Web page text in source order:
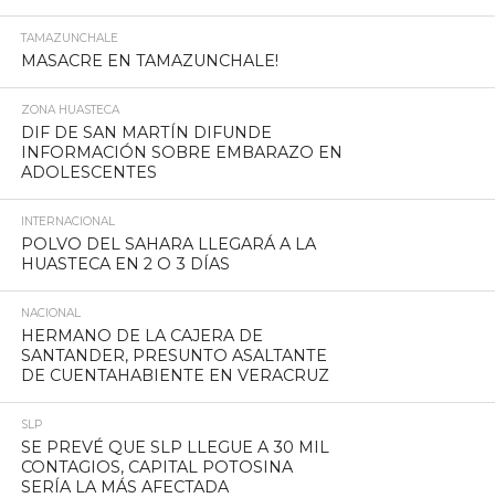
TAMAZUNCHALE
MASACRE EN TAMAZUNCHALE!
ZONA HUASTECA
DIF DE SAN MARTÍN DIFUNDE
INFORMACIÓN SOBRE EMBARAZO EN
ADOLESCENTES
INTERNACIONAL
POLVO DEL SAHARA LLEGARÁ A LA
HUASTECA EN 2 O 3 DÍAS
NACIONAL
HERMANO DE LA CAJERA DE
SANTANDER, PRESUNTO ASALTANTE
DE CUENTAHABIENTE EN VERACRUZ
SLP
SE PREVÉ QUE SLP LLEGUE A 30 MIL
CONTAGIOS, CAPITAL POTOSINA
SERÍA LA MÁS AFECTADA